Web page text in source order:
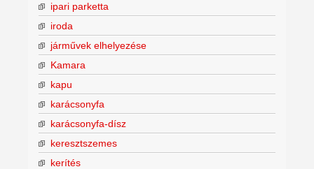
ipari parketta
iroda
járművek elhelyezése
Kamara
kapu
karácsonyfa
karácsonyfa-dísz
keresztszemes
kerítés